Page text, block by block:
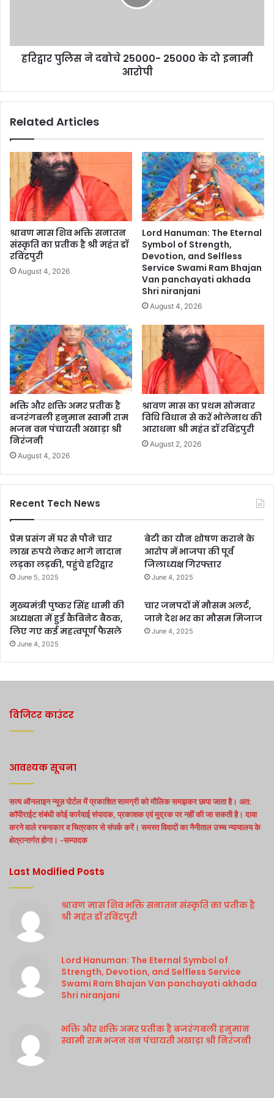
हरिद्वार पुलिस ने दबोचे 25000- 25000 के दो इनामी
आरोपी
Related Articles
श्रावण मास शिव भक्ति सनातन
संस्कृति का प्रतीक है श्री महंत डॉ
रविंद्रपुरी
August 4, 2026
Lord Hanuman: The Eternal
Symbol of Strength,
Devotion, and Selfless
Service Swami Ram Bhajan
Van panchayati akhada
Shri niranjani
August 4, 2026
भक्ति और शक्ति अमर प्रतीक है
बजरंगबली हनुमान स्वामी राम
भजन वन पंचायती अखाड़ा श्री
निरंजनी
August 4, 2026
श्रावण मास का प्रथम सोमवार
विधि विधान से करें भोलेनाथ की
आराधना श्री महंत डॉ रविंद्रपुरी
August 2, 2026
Recent Tech News
प्रेम प्रसंग में घर से पौने चार
लाख रुपये लेकर भागे नादान
लड़का लड़की, पहुंचे हरिद्वार
June 5, 2025
बेटी का यौन शोषण कराने के
आरोप में भाजपा की पूर्व
जिलाध्यक्ष गिरफ्तार
June 4, 2025
मुख्यमंत्री पुष्कर सिंह धामी की
अध्यक्षता में हुई कैबिनेट बैठक,
लिए गए कई महत्वपूर्ण फैसले
June 4, 2025
चार जनपदों में मौसम अलर्ट,
जाने देश भर का मौसम मिजाज
June 4, 2025
विजिटर काउंटर
आवश्यक सूचना
सत्य ऑनलाइन न्यूज़ पोर्टल में प्रकाशित सामग्री को मौलिक समझकर छापा जाता है। अत:
कॉपीराईट संबंधी कोई कार्रवाई संपादक, प्रकाशक एवं मुद्रक पर नहीं की जा सकती है। दावा
करने वाले रचनाकार व चित्रकार से संपर्क करें। समस्त विवादों का नैनीताल उच्च न्यायालय के
क्षेत्रान्तर्गत होगा। -सम्पादक
Last Modified Posts
श्रावण मास शिव भक्ति सनातन संस्कृति का प्रतीक है
श्री महंत डॉ रविंद्रपुरी
Lord Hanuman: The Eternal Symbol of
Strength, Devotion, and Selfless Service
Swami Ram Bhajan Van panchayati akhada
Shri niranjani
भक्ति और शक्ति अमर प्रतीक है बजरंगबली हनुमान
स्वामी राम भजन वन पंचायती अखाड़ा श्री निरंजनी